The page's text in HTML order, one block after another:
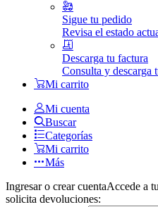
Sigue tu pedido
Revisa el estado
Descarga tu factura
Consulta y descarga
Mi carrito
Mi cuenta
Buscar
Categorías
Mi carrito
Más
Ingresar o crear cuentaAccede a
solicita devoluciones: